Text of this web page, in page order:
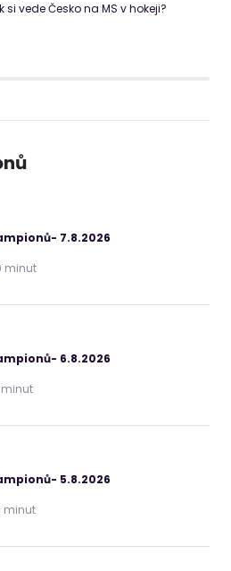
si vede Česko na MS v hokeji?
7.8.2026
minut
6.8.2026
minut
5.8.2026
minut